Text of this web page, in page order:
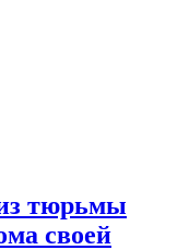
тюрьмы
своей